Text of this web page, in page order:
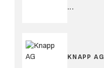
...
KNAPP AG